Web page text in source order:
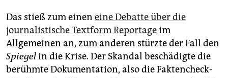
Das stieß zum einen eine Debatte über die
journalistische Textform Reportageim
Allgemeinen an, zum anderen stürzte der Fall den
Spiegelin die Krise. Der Skandal beschädigte die
berühmte Dokumentation, also die Faktencheck-